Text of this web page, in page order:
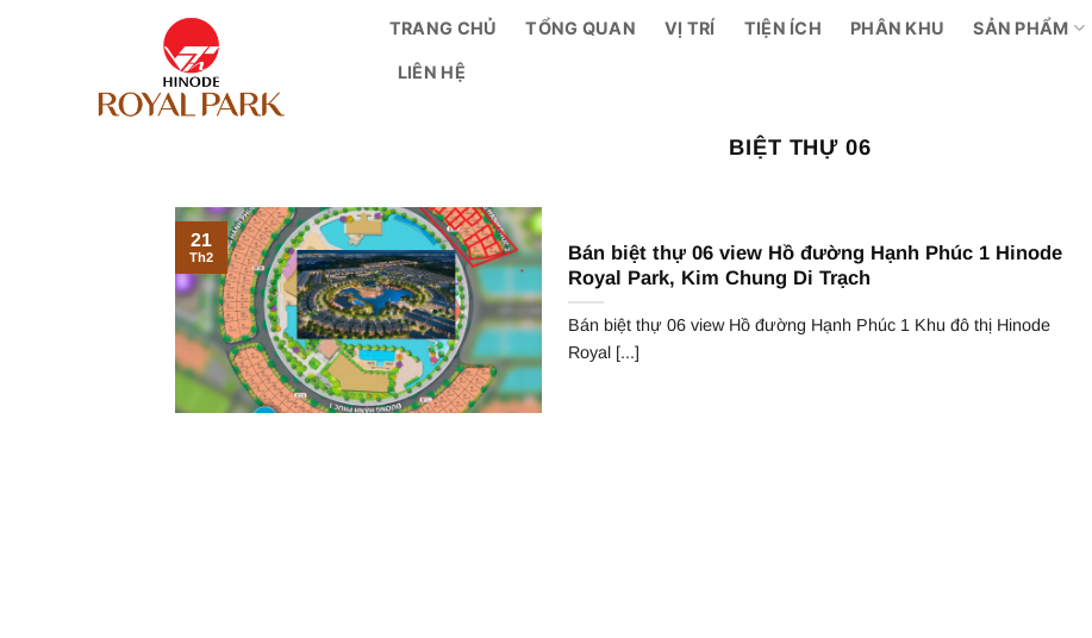
TRANG CHỦ TỔNG QUAN VỊ TRÍ TIỆN ÍCH PHÂN KHU SẢN PHẨM
LIÊN HỆ
BIỆT THỰ 06
Bán biệt thự 06 view Hồ đường Hạnh Phúc 1 Hinode
Royal Park, Kim Chung Di Trạch
Bán biệt thự 06 view Hồ đường Hạnh Phúc 1 Khu đô thị Hinode
Royal [...]
21
Th2